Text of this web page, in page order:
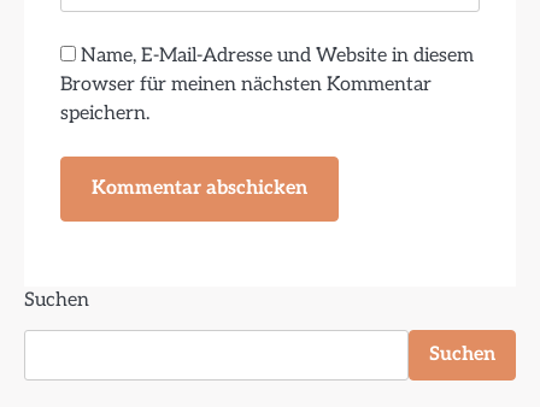
Name, E-Mail-Adresse und Website in diesem
Browser für meinen nächsten Kommentar
speichern.
Suchen
Suchen